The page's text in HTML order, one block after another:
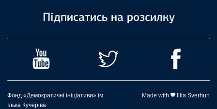
Підписатись на розсилку
Фонд «Демократичні ініціативи» ім.
Ілька Кучеріва
Made with Illia Sverhun